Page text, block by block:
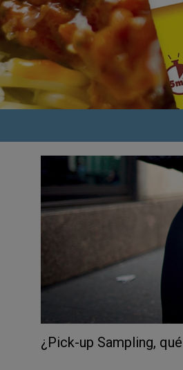
¿Pick-up Sampling,